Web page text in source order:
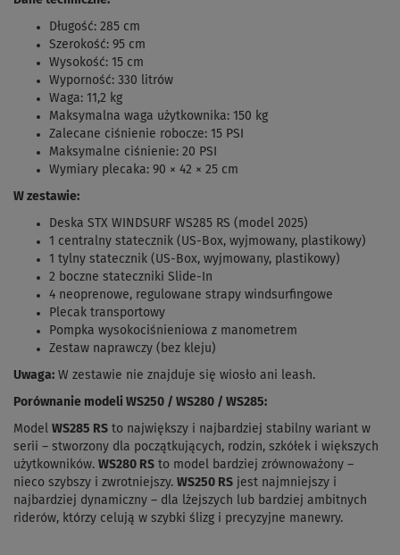
Długość: 285 cm
Szerokość: 95 cm
Wysokość: 15 cm
Wyporność: 330 litrów
Waga: 11,2 kg
Maksymalna waga użytkownika: 150 kg
Zalecane ciśnienie robocze: 15 PSI
Maksymalne ciśnienie: 20 PSI
Wymiary plecaka: 90 × 42 × 25 cm
W zestawie:
Deska STX WINDSURF WS285 RS (model 2025)
1 centralny statecznik (US-Box, wyjmowany, plastikowy)
1 tylny statecznik (US-Box, wyjmowany, plastikowy)
2 boczne stateczniki Slide-In
4 neoprenowe, regulowane strapy windsurfingowe
Plecak transportowy
Pompka wysokociśnieniowa z manometrem
Zestaw naprawczy (bez kleju)
Uwaga: W zestawie nie znajduje się wiosło ani leash.
Porównanie modeli WS250 / WS280 / WS285:
Model WS285 RS to największy i najbardziej stabilny wariant w
serii – stworzony dla początkujących, rodzin, szkółek i większych
użytkowników. WS280 RS to model bardziej zrównoważony –
nieco szybszy i zwrotniejszy. WS250 RS jest najmniejszy i
najbardziej dynamiczny – dla lżejszych lub bardziej ambitnych
riderów, którzy celują w szybki ślizg i precyzyjne manewry.